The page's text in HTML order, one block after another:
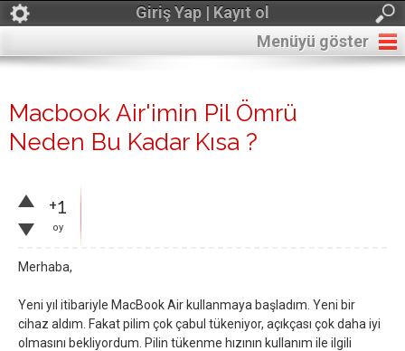
Giriş Yap | Kayıt ol
Menüyü göster
Macbook Air'imin Pil Ömrü
Neden Bu Kadar Kısa ?
+1
oy
Merhaba,
Yeni yıl itibariyle MacBook Air kullanmaya başladım. Yeni bir
cihaz aldım. Fakat pilim çok çabul tükeniyor, açıkçası çok daha iyi
olmasını bekliyordum. Pilin tükenme hızının kullanım ile ilgili